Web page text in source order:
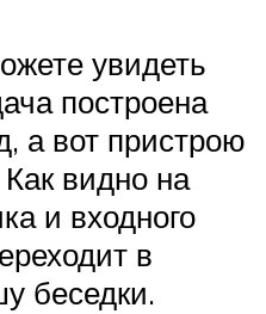
увидеть
построена
а вот пристрою
видно на
и входного
в
беседки.